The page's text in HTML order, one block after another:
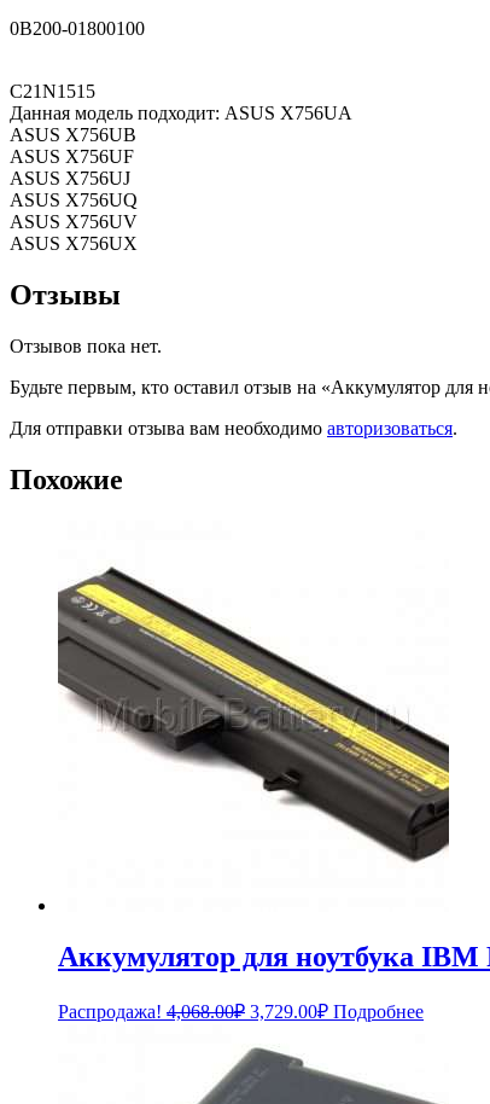
0B200-01800100
C21N1515
Данная модель подходит: ASUS X756UA
ASUS X756UB
ASUS X756UF
ASUS X756UJ
ASUS X756UQ
ASUS X756UV
ASUS X756UX
Отзывы
Отзывов пока нет.
Будьте первым, кто оставил отзыв на «Аккумулятор
Для отправки отзыва вам необходимо авторизоваться.
Похожие
Аккумулятор для ноутбука IBM
Распродажа! 4,068.00₽ Первоначальная
составляла
4,068.00₽.
3,729.00₽Текущая
цена:
Подробнее